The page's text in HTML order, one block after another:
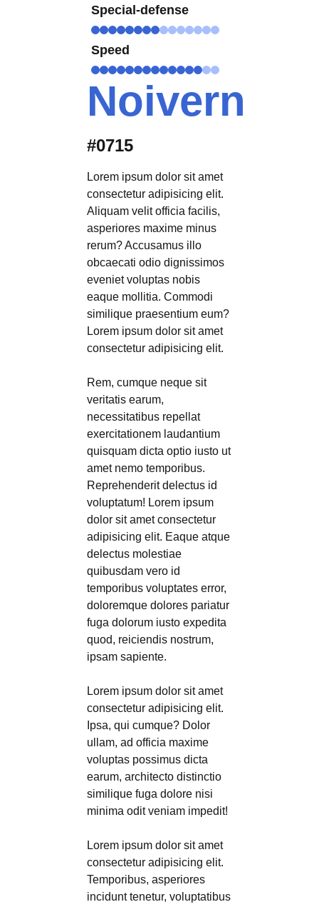
Special-defense
Speed
Noivern
#0715
Lorem ipsum dolor sit amet
consectetur adipisicing elit.
Aliquam velit officia facilis,
asperiores maxime minus
rerum? Accusamus illo
obcaecati odio dignissimos
eveniet voluptas nobis
eaque mollitia. Commodi
similique praesentium eum?
Lorem ipsum dolor sit amet
consectetur adipisicing elit.
Rem, cumque neque sit
veritatis earum,
necessitatibus repellat
exercitationem laudantium
quisquam dicta optio iusto ut
amet nemo temporibus.
Reprehenderit delectus id
voluptatum! Lorem ipsum
dolor sit amet consectetur
adipisicing elit. Eaque atque
delectus molestiae
quibusdam vero id
temporibus voluptates error,
doloremque dolores pariatur
fuga dolorum iusto expedita
quod, reiciendis nostrum,
ipsam sapiente.
Lorem ipsum dolor sit amet
consectetur adipisicing elit.
Ipsa, qui cumque? Dolor
ullam, ad officia maxime
voluptas possimus dicta
earum, architecto distinctio
similique fuga dolore nisi
minima odit veniam impedit!
Lorem ipsum dolor sit amet
consectetur adipisicing elit.
Temporibus, asperiores
incidunt tenetur, voluptatibus